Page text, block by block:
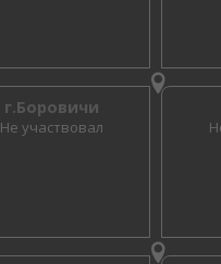
г.Боровичи
Не участвовал